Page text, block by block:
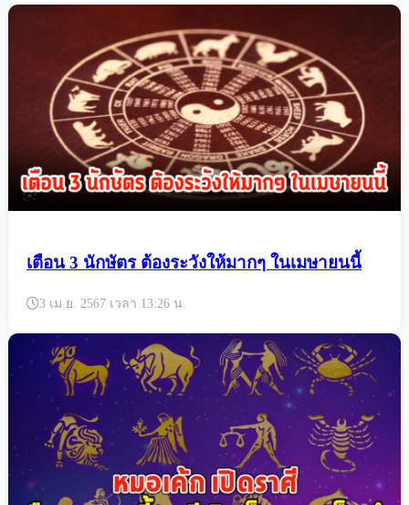
เตือน 5ราศี ช่วงนี้ระวัง ภัยร้ายใกล้ตัวกำลังจะเข้า
มา รีบไปทำบุญด่วน
3 เม.ย. 2567 เวลา 14:31 น.
เตือน 3 นักษัตร ต้องระวังให้มากๆ ในเมษายนนี้
3 เม.ย. 2567 เวลา 13:26 น.